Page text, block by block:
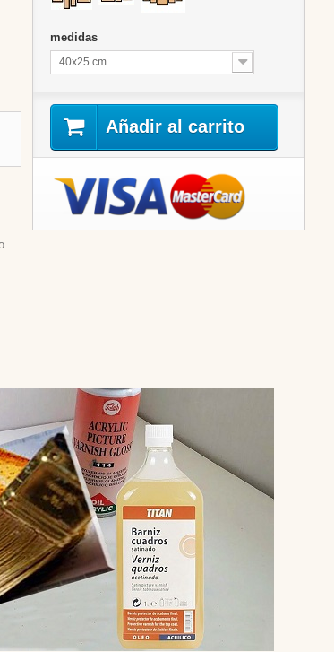
medidas
40x25 cm
Añadir al carrito